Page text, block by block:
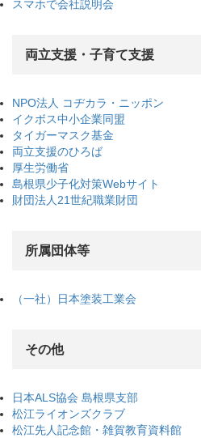
スマホで会社説明会
両立支援・子育て支援
NPO法人 コヂカラ・ニッポン
イクボス中小企業同盟
タイガーマスク基金
両立支援のひろば
厚生労働省
島根県少子化対策Webサイト
財団法人21世紀職業財団
所属団体等
（一社）日本塗装工業会
その他
日本ALS協会 島根県支部
松江ライオンズクラブ
松江先人記念館・雑賀教育資料館